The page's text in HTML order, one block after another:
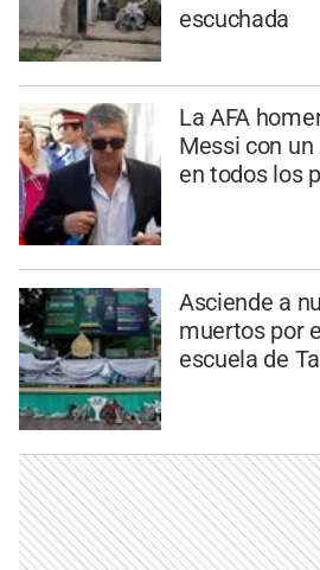
escuchada
La AFA
Messi con
en todos los
Asciende a
muertos por
escuela de